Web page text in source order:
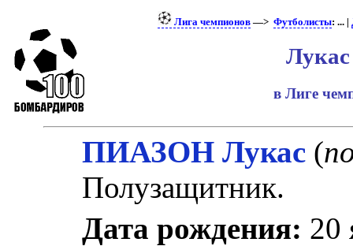
Лига чемпионов —> Футболисты: ... |
в Лиге
ПИАЗОН Лукас (
Полузащитник.
Дата рождения: 20